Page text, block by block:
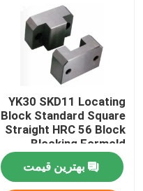
YK30 SKD11 Locating
Block Standard Square
Straight HRC 56 Block
Blocking Formold
بهترین قیمت